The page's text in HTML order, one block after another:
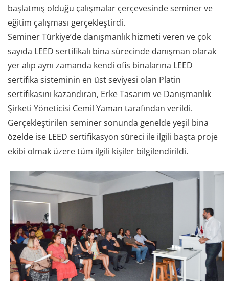
başlatmış olduğu çalışmalar çerçevesinde seminer ve
eğitim çalışması gerçekleştirdi.
Seminer Türkiye’de danışmanlık hizmeti veren ve çok
sayıda LEED sertifikalı bina sürecinde danışman olarak
yer alıp aynı zamanda kendi ofis binalarına LEED
sertifika sisteminin en üst seviyesi olan Platin
sertifikasını kazandıran, Erke Tasarım ve Danışmanlık
Şirketi Yöneticisi Cemil Yaman tarafından verildi.
Gerçekleştirilen seminer sonunda genelde yeşil bina
özelde ise LEED sertifikasyon süreci ile ilgili başta proje
ekibi olmak üzere tüm ilgili kişiler bilgilendirildi.